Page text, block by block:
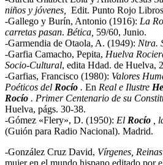
niños y jóvenes,
Edit. Punto Rojo
-Gallego y Burín, Antonio (1916): La
carretas pasan. Bética, 59/60, Junio.
-Garmendia de Otaola, A. (1949): Ntra.
-Garfia Camacho, Pepita, Huelva
Socio-Cultural, edita Hdad. de Huelva,
-Garfias, Francisco (1980): Valores
Poéticos del Rocío . En Real e Ilustre
Rocío . Primer Centenario de su
Huelva, págs. 30-38.
-Gómez «Flery», D. (1950): El Rocío
,
(Guión para Radio Nacional). Madrid.
-González Cruz David, Vírgenes,
mujer en el mundo hispano editado por